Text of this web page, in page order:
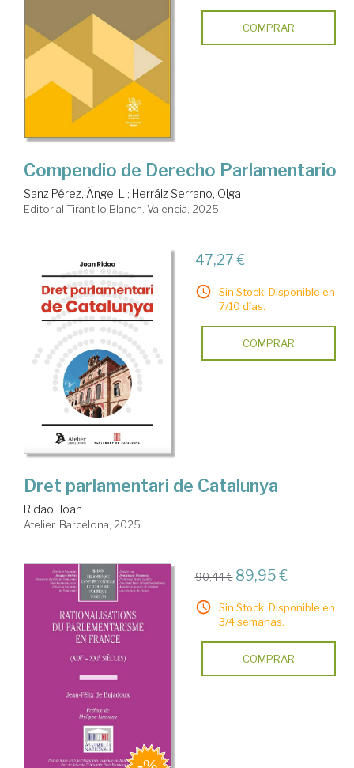
COMPRAR
Compendio de Derecho Parlamentario
Sanz Pérez, Ángel L.; Herráiz Serrano, Olga
Editorial Tirant lo Blanch. Valencia, 2025
47,27 €
Sin Stock. Disponible en
7/10 días.
COMPRAR
Dret parlamentari de Catalunya
Ridao, Joan
Atelier. Barcelona, 2025
90,44 € 89,95 €
Sin Stock. Disponible en
3/4 semanas.
COMPRAR